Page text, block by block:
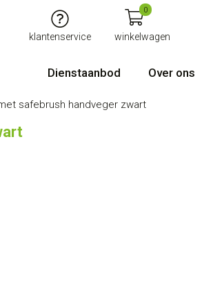
klantenservice
0
winkelwagen
Dienstaanbod Over ons
safebrush handveger zwart